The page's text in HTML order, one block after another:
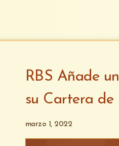
RBS Añade
su Cartera de
marzo 1, 2022